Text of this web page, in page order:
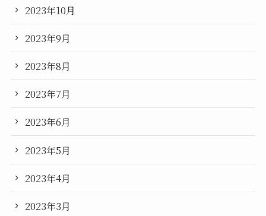
2023年10月
2023年9月
2023年8月
2023年7月
2023年6月
2023年5月
2023年4月
2023年3月